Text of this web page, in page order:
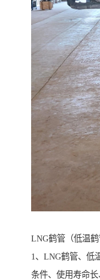
LNG鹤管（低温
1、LNG鹤管、低
条件、使用寿命长